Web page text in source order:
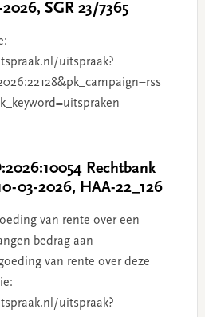
SGR 23/7365
uitspraak?
Rechtbank
03-2026, HAA-22_126
van rente over een
bedrag aan
van rente over deze
uitspraak?